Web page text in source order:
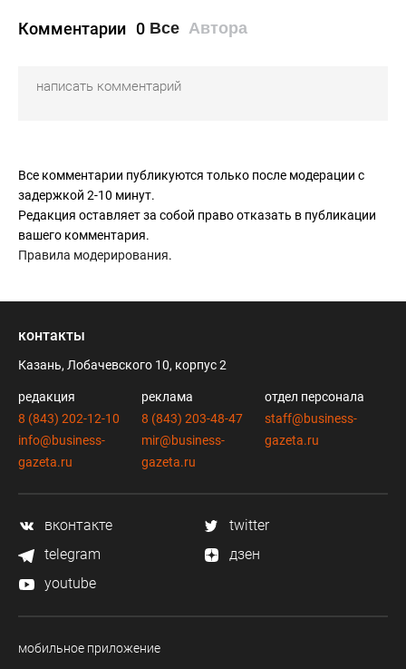
Комментарии 0 Все Автора
Все комментарии публикуются только после модерации с
задержкой 2-10 минут.
Редакция оставляет за собой право отказать в публикации
вашего комментария.
Правила модерирования.
контакты
Казань, Лобачевского 10, корпус 2
редакция
8 (843) 202-12-10
info@business-
gazeta.ru
реклама
8 (843) 203-48-47
mir@business-
gazeta.ru
отдел персонала
staff@business-
gazeta.ru
вконтакте
twitter
telegram
дзен
youtube
мобильное приложение